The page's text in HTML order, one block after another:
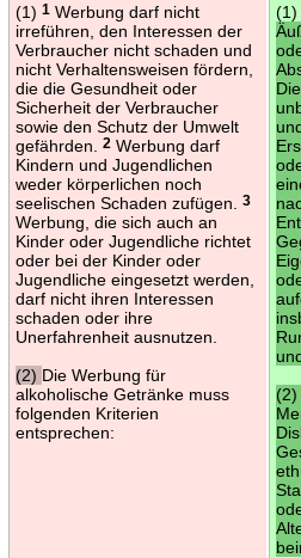
(1) 1Werbung darf nicht
irreführen, den Interessen der
Verbraucher nicht schaden und
nicht Verhaltensweisen fördern,
die die Gesundheit oder
Sicherheit der Verbraucher
sowie den Schutz der Umwelt
gefährden.
2Werbung darf
Kindern und Jugendlichen
weder körperlichen noch
seelischen Schaden zufügen.
3
Werbung, die sich auch an
Kinder oder Jugendliche richtet
oder bei der Kinder oder
Jugendliche eingesetzt werden,
darf nicht ihren Interessen
schaden oder ihre
Unerfahrenheit ausnutzen.
(2) Die Werbung für
alkoholische Getränke muss
folgenden Kriterien
entsprechen:
(1)
(2)